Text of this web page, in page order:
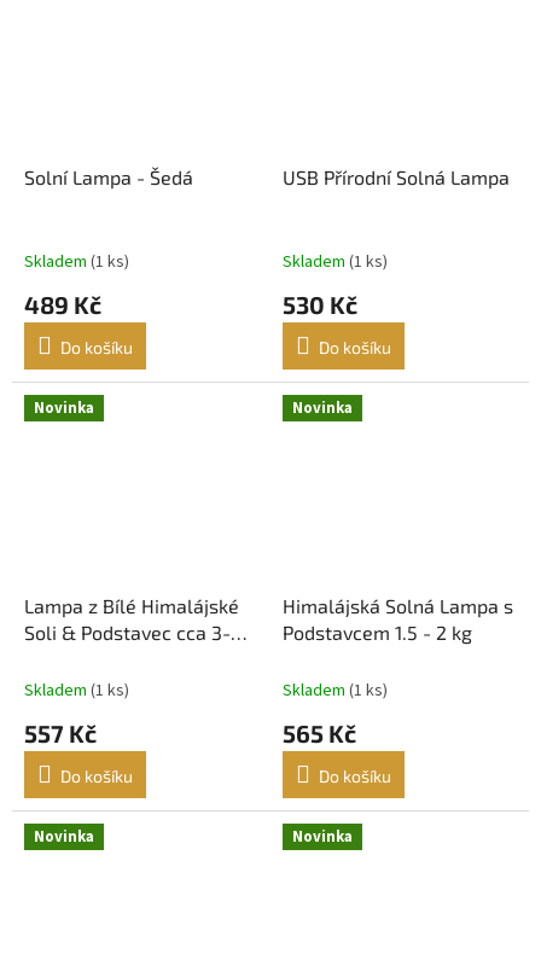
Solní Lampa - Šedá
Skladem (1 ks)
489 Kč
Do košíku
USB Přírodní Solná Lampa
Skladem (1 ks)
530 Kč
Do košíku
Novinka
Lampa z Bílé Himalájské
Soli & Podstavec cca 3-
Skladem (1 ks)
557 Kč
Do košíku
Novinka
Himalájská Solná Lampa s
Podstavcem 1.5 - 2 kg
Skladem (1 ks)
565 Kč
Do košíku
Novinka Novinka